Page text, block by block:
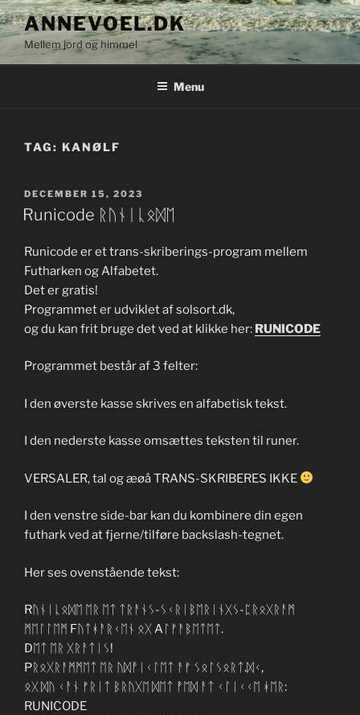
Videre
til
indhold
ANNEVOEL.DK
Mellem jord og himmel
Menu
TAG: KANØLF
UDGIVET
DEN
DECEMBER 15, 2023
Runicode ᚱᚢᚾᛁᚳᛟᛞᛖ
Runicode er et trans-skriberings-program mellem
Futharken og Alfabetet.
Det er gratis!
Programmet er udviklet af solsort.dk,
og du kan frit bruge det ved at klikke her: RUNICODE
Programmet består af 3 felter:
I den øverste kasse skrives en alfabetisk tekst.
I den nederste kasse omsættes teksten til runer.
VERSALER, tal og æøå TRANS-SKRIBERES IKKE
I den venstre side-bar kan du kombinere din egen
futhark ved at fjerne/tilføre backslash-tegnet.
Her ses ovenstående tekst:
Rᚢᚾᛁᚳᛟᛞᛖ ᛖᚱ ᛖᛏ ᛏᚱᚨᚾᛊ-ᛊᚲᚱᛁᛒᛖᚱᛁᚾᚷᛊ-ᛈᚱᛟᚷᚱᚨᛗ
ᛗᛖᛚᛚᛖᛗ Fᚢᛏᚼᚨᚱᚲᛖᚾ ᛟᚷ Aᛚᚠᚨᛒᛖᛏᛖᛏ.
Dᛖᛏ ᛖᚱ ᚷᚱᚨᛏᛁᛊ!
Pᚱᛟᚷᚱᚨᛗᛗᛖᛏ ᛖᚱ ᚢᛞᚡᛁᚲᛚᛖᛏ ᚨᚠ ᛊᛟᛚᛊᛟᚱᛏ.ᛞᚲ,
ᛟᚷ ᛞᚢ ᚲᚨᚾ ᚠᚱᛁᛏ ᛒᚱᚢᚷᛖ ᛞᛖᛏ ᚡᛖᛞ ᚨᛏ ᚲᛚᛁᚲᚲᛖ ᚼᛖᚱ:
RUNICODE